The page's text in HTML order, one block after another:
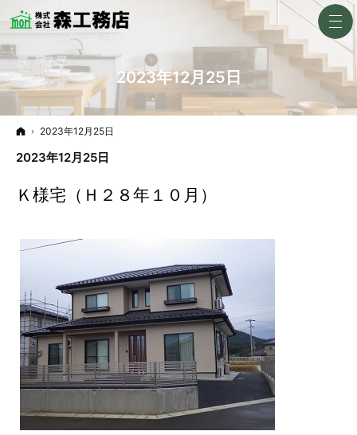
2023年12月25日
ホーム
2023年12月25日
2023年12月25日
Ｋ様宅（Ｈ２８年１０月）